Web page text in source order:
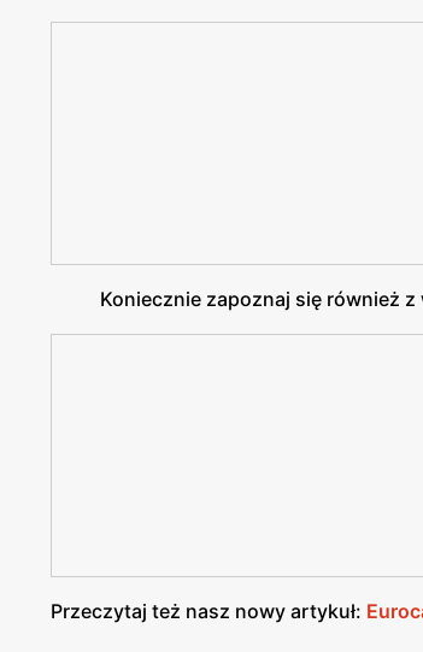
Koniecznie zapoznaj się również
Przeczytaj też nasz nowy artykuł: